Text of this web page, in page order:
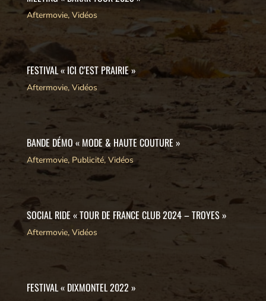
Aftermovie, Vidéos
FESTIVAL « ICI C’EST PRAIRIE »
Aftermovie, Vidéos
BANDE DÉMO « MODE & HAUTE COUTURE »
Aftermovie, Publicité, Vidéos
SOCIAL RIDE « TOUR DE FRANCE CLUB 2024 – TROYES »
Aftermovie, Vidéos
FESTIVAL « DIXMONTEL 2022 »